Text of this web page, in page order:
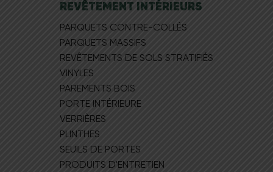
REVÊTEMENT INTÉRIEURS
PARQUETS CONTRE-COLLÉS
PARQUETS MASSIFS
REVÊTEMENTS DE SOLS STRATIFIÉS
VINYLES
PAREMENTS BOIS
PORTE INTÉRIEURE
VERRIÈRES
PLINTHES
SEUILS DE PORTES
PRODUITS D'ENTRETIEN